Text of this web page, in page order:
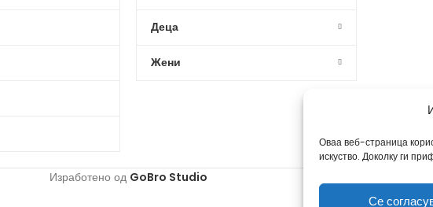
Оваа веб-страница
искуство. Доколку ги
Се
Деца
Жени
Изработено од GoBro Studio